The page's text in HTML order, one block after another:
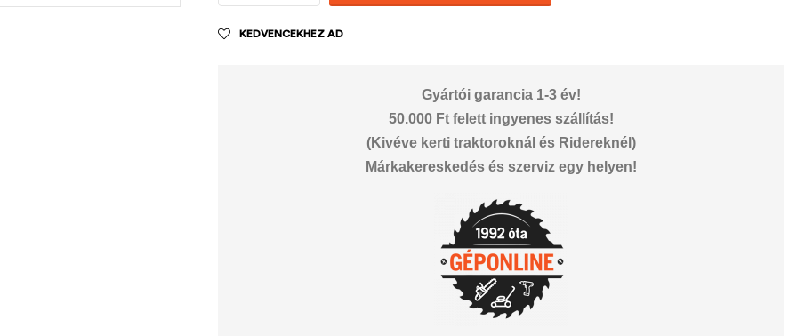
KEDVENCEKHEZ AD
Gyártói garancia 1-3 év!
50.000 Ft felett ingyenes szállítás!
(Kivéve kerti traktoroknál és Ridereknél)
Márkakereskedés és szerviz egy helyen!